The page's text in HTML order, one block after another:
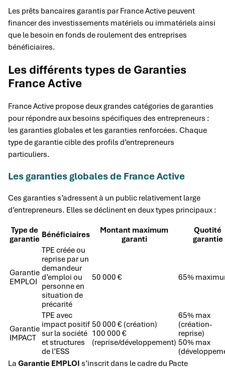
Les prêts bancaires garantis par France Active peuvent
financer des investissements matériels ou immatériels ainsi
que le besoin en fonds de roulement des entreprises
bénéficiaires.
Les différents types de Garanties
France Active
France Active propose deux grandes catégories de garanties
pour répondre aux besoins spécifiques des entrepreneurs :
les garanties globales et les garanties renforcées. Chaque
type de garantie cible des profils d’entrepreneurs
particuliers.
Les garanties globales de France Active
Ces garanties s’adressent à un public relativement large
d’entrepreneurs. Elles se déclinent en deux types principaux :
Type de
garantie Bénéficiaires
Montant maximum
garanti
Quotité
garantie
Garantie
EMPLOI
TPE créée ou
reprise par un
demandeur
d’emploi ou
personne en
situation de
précarité
50 000 € 65%
Garantie
IMPACT
TPE avec
impact positif
sur la société
et structures
de l’ESS
50 000 € (création)
100 000 €
(reprise/développement)
65% max
(création-
reprise)
50% max
La Garantie EMPLOI s’inscrit dans le cadre du Pacte